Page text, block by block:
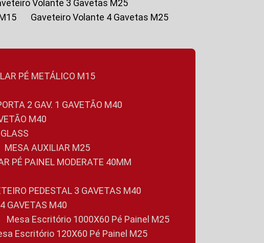
Volante 3 Gavetas M25
Gaveteiro Volante 4 Gavetas M25
PÉ METÁLICO M15
2 GAV. 1 GAVETÃO M40
M40
MESA AUXILIAR M25
PÉ PAINEL MODERATE 40MM
PEDESTAL 3 GAVETAS M40
4 GAVETAS M40
Mesa Escritório 1000X60 Pé Painel M25
Escritório 120X60 Pé Painel M25